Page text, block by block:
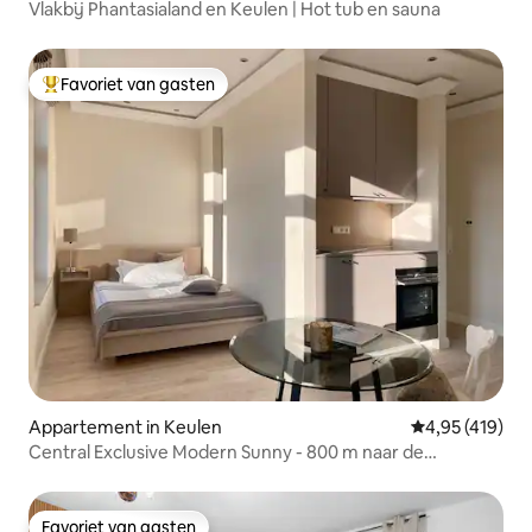
Vlakbij Phantasialand en Keulen | Hot tub en sauna
Topfavoriet van gasten
Favoriet van gasten
Appartement in Keulen Gemiddelde
4,95 (419)
Central Exclusive Modern Sunny - 800 m naar de
Favoriet van gasten